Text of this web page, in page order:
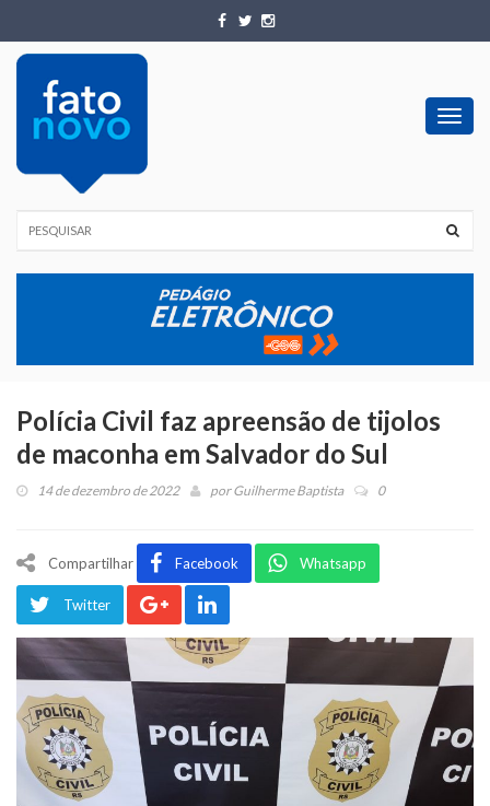
Polícia Civil faz apreensão de tijolos
de maconha em Salvador do Sul
14 de dezembro de 2022 porGuilherme Baptista 0
Compartilhar Facebook Whatsapp
Twitter